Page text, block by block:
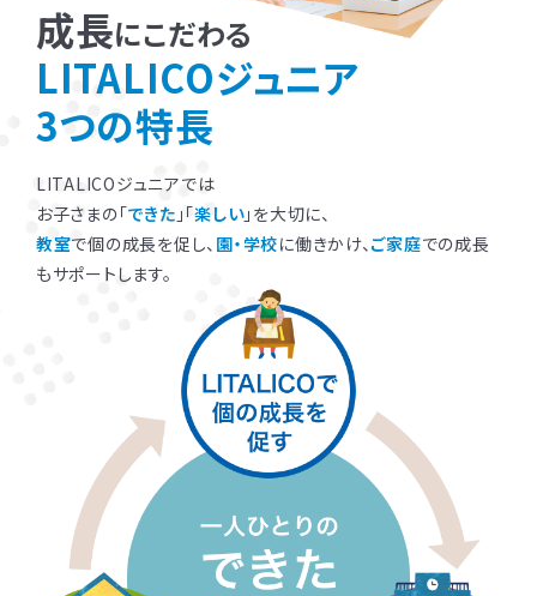
成長にこだわる
LITALICOジュニア
3つの特長
LITALICOジュニアでは
お子さまの「できた 」「楽しい」を大切に、
教室で個の成長を促し、 園・学校に働きかけ、ご家庭での成長
もサポートします。